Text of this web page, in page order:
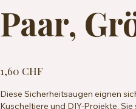
Paar,
1,60 CHF
Diese Sicherheitsaugen eignen
Kuscheltiere und DIY-Projekte.